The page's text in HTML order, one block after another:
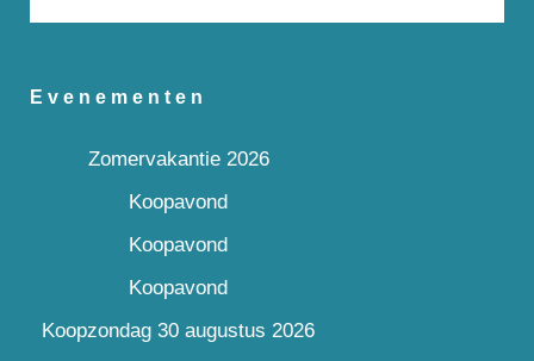
Evenementen
Zomervakantie 2026
Koopavond
Koopavond
Koopavond
Koopzondag 30 augustus 2026